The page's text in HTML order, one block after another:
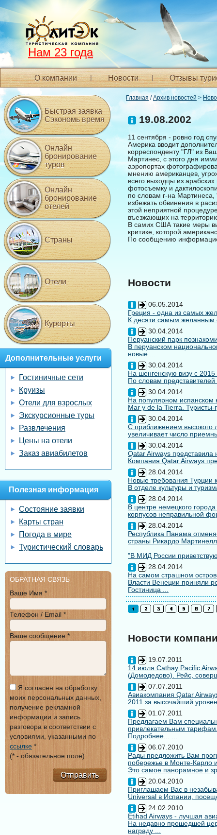
Нам 23 года
О компании Новости Отзывы
Главная /Архив новостей >
19.08.2002
11 сентября - ровно год
Америка вводит
корреспонденту "ГЛ" из
Мартинес, с этого дня
аэропортах
мнению американцев,
всего выходцы из
фотосъемку и
по словам г-на
избежать обвинения в
этой неприятной
въезжающих на
В самих США такие меры
критике, которой
По сообщению
Новости
06.05.2014
Греция - одна из самых
К десяти самым желанным
30.04.2014
Перуанский парк
В перуанском
новые ...
30.04.2014
На шенгенскую визу с 2015
По словам
30.04.2014
На популярном испанском
Mar y de la Tierra. Туристы-
30.04.2014
С приближением высокого
увеличивает число
30.04.2014
Qatar Airways
Компания Qatar Airways
28.04.2014
Новые требования Турции
В отделе культуры и
28.04.2014
В центре немецкого
корпусов неправильной
28.04.2014
Республика Панама
страны Рикардо
"В МИД России
28.04.2014
На самом страшном
Власти Венеции приняли
Гостиница ...
Новости
19.07.2011
14 июля Cathay Pacific
(Домодедово). Рейс,
07.07.2011
Авиакомпания Qatar
2011 за высочайший
01.07.2011
Предлагаем Вам
привлекательным
Подробнее... ...
06.07.2010
Рады предложить Вам
побережье в Монте-Карло
Это самое панорамное и
20.04.2010
Приглашаем Вас в
Universal в Испании,
24.02.2010
Etihad Airways - лучшая
На недавно прошедшей
награду ...
Быстрая заявка
Сэкономь время
Онлайн
бронирование
туров
Онлайн
бронирование
отелей
Страны
Отели
Курорты
Дополнительные услуги
Гостиничные сети
Круизы
Отели для взрослых
Экскурсионные туры
Развлечения
Цены на отели
Заказ авиабилетов
Полезная информация
Состояние заявки
Карты стран
Погода в мире
Туристический словарь
ОБРАТНАЯ СВЯЗЬ
Ваше Имя *
Телефон / Email *
Ваше сообщение *
Я согласен на обработку
моих персональных данных,
получение рекламной
информации и запись
разговора в соответствии с
условиями, указанными по
ссылке *
(* - обязательное поле)
Отправить